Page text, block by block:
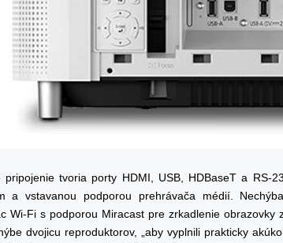
pripojenie tvoria porty HDMI, USB, HDBaseT a RS-
a vstavanou podporou prehrávača médií.
Wi-Fi s podporou Miracast pre zrkadlenie obrazovky
dvojicu reproduktorov, „aby vyplnili prakticky